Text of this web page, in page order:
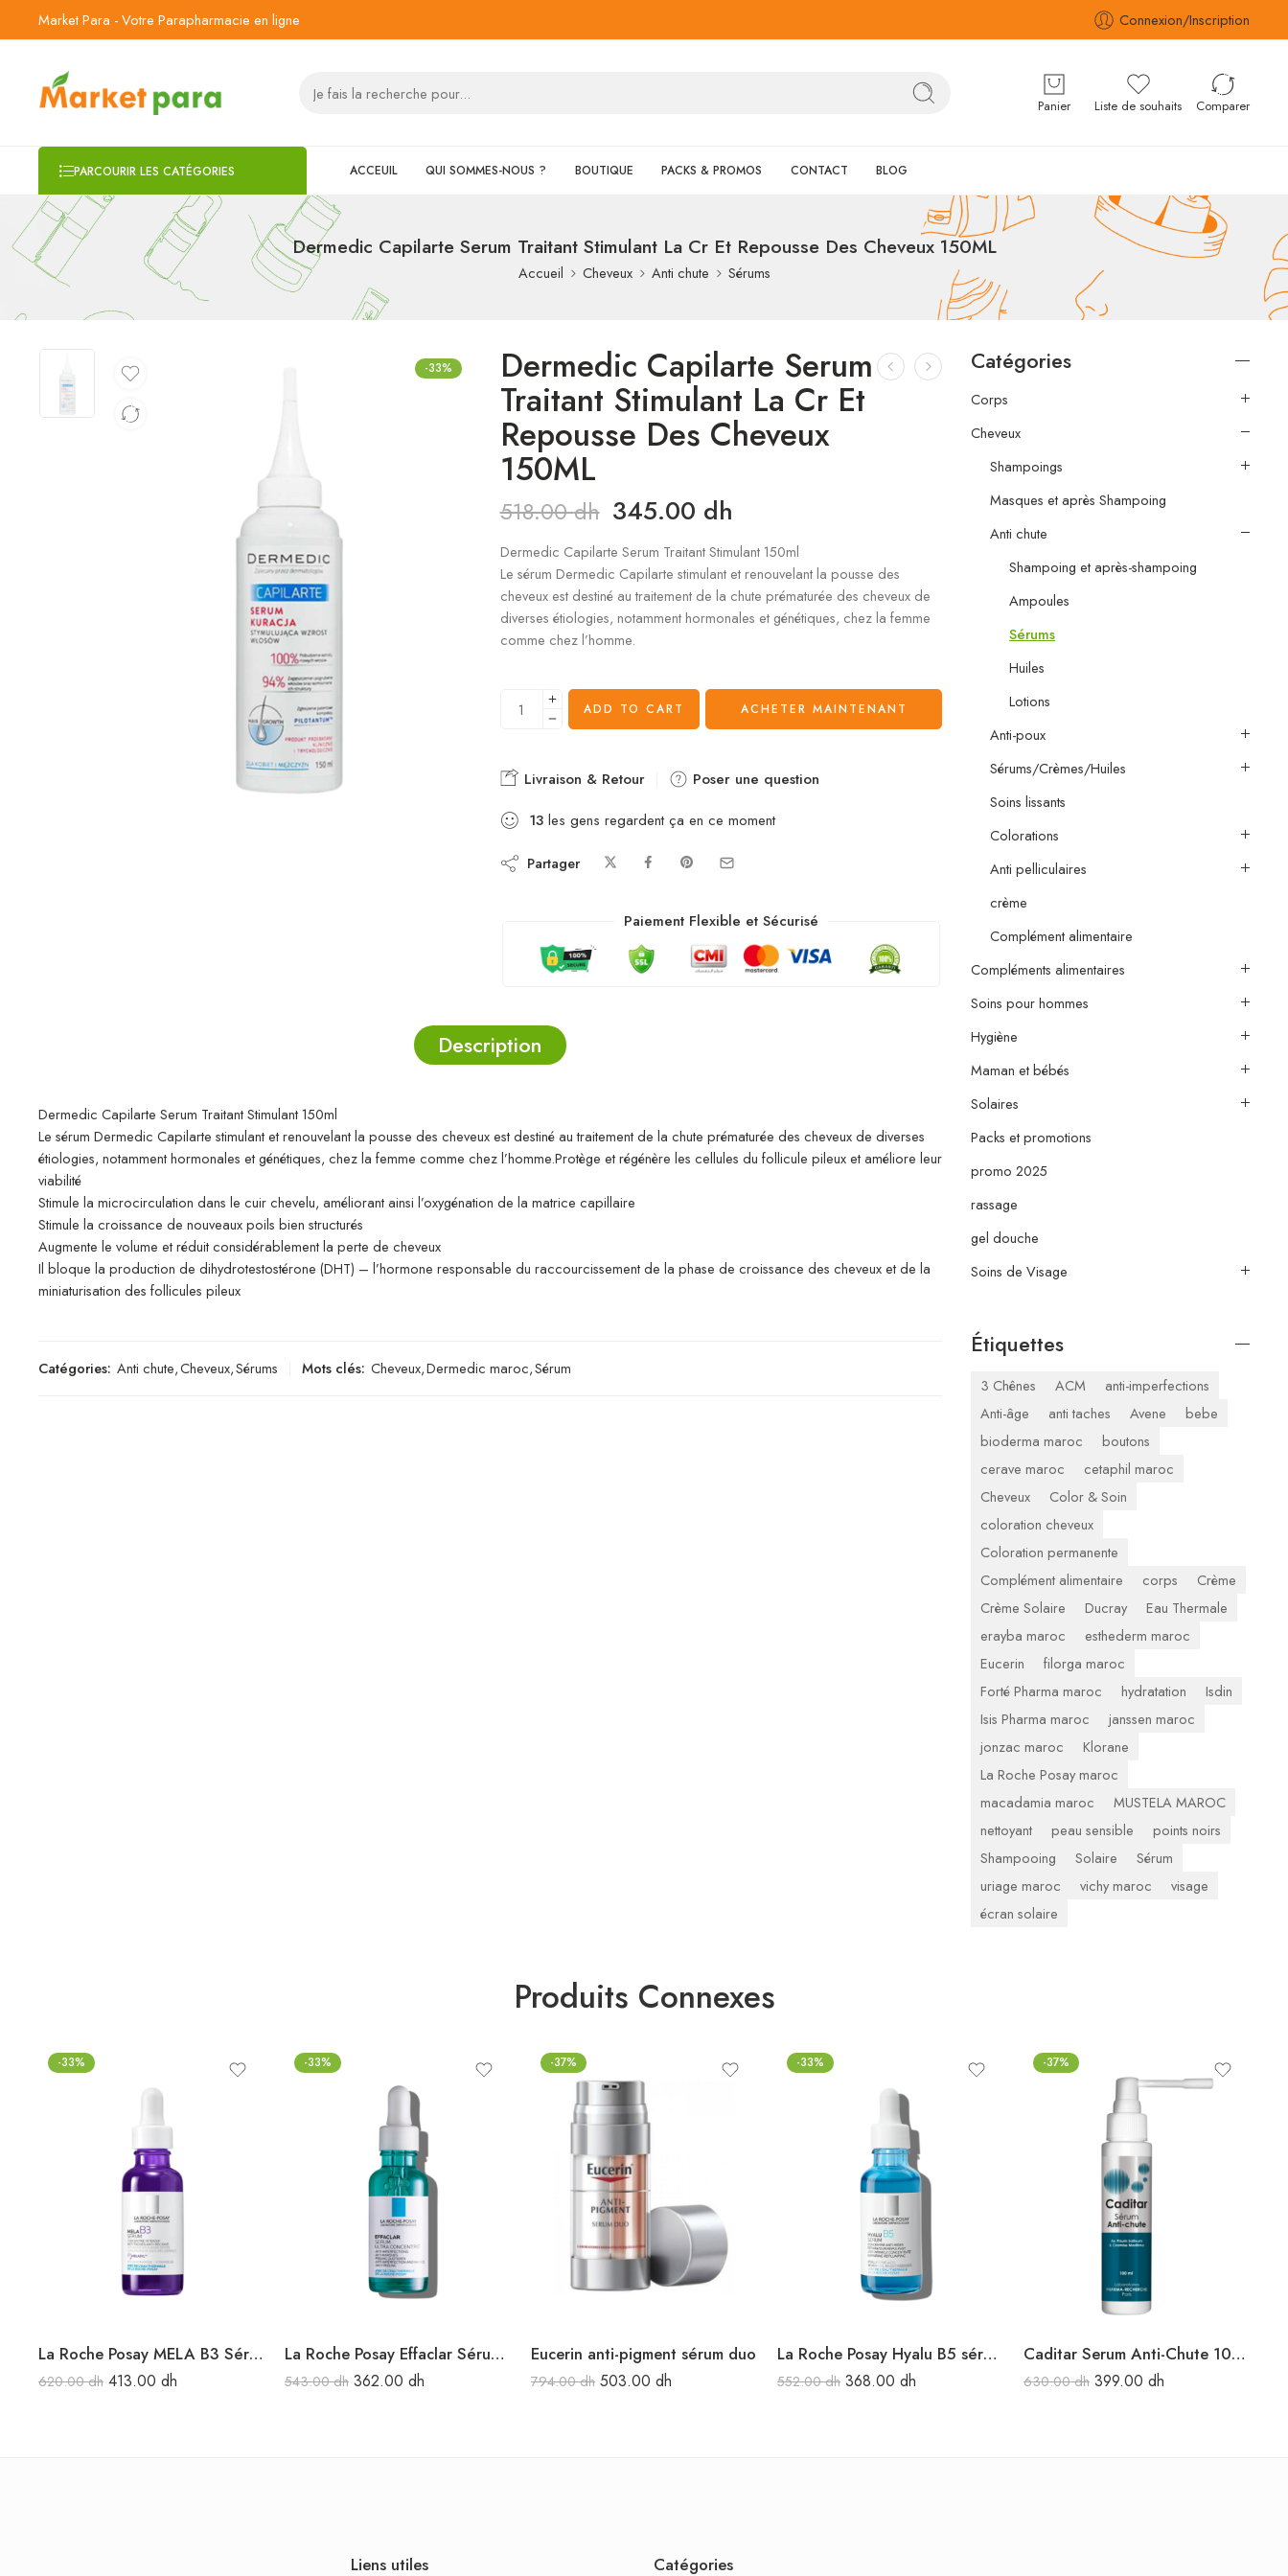
Market Para - Votre Parapharmacie en ligne Connexion/Inscription
Panier Liste de souhaits Comparer
PARCOURIR LES CATÉGORIES ACCEUIL QUI SOMMES-NOUS ? BOUTIQUE PACKS & PROMOS CONTACT BLOG
Dermedic Capilarte Serum Traitant Stimulant La Cr Et Repousse Des Cheveux 150ML
Accueil Cheveux Anti chute Sérums
-33% Dermedic Capilarte Serum
Traitant Stimulant La Cr Et
Repousse Des Cheveux
150ML
518.00dh 345.00 dh
Dermedic Capilarte Serum Traitant Stimulant 150ml
Le sérum Dermedic Capilarte stimulant et renouvelant la pousse des
cheveux est destiné au traitement de la chute prématurée des cheveux de
diverses étiologies, notamment hormonales et génétiques, chez la femme
comme chez l’homme.
ADD TO CART ACHETER MAINTENANT
Livraison & Retour
Poser une question
13les gens regardent ça en ce moment
Partager
Paiement Flexible et Sécurisé
Description
Dermedic Capilarte Serum Traitant Stimulant 150ml
Le sérum Dermedic Capilarte stimulant et renouvelant la pousse des cheveux est destiné au traitement de la chute prématurée des cheveux de diverses
étiologies, notamment hormonales et génétiques, chez la femme comme chez l’homme.Protège et régénère les cellules du follicule pileux et améliore leur
viabilité
Stimule la microcirculation dans le cuir chevelu, améliorant ainsi l’oxygénation de la matrice capillaire
Stimule la croissance de nouveaux poils bien structurés
Augmente le volume et réduit considérablement la perte de cheveux
Il bloque la production de dihydrotestostérone (DHT) – l’hormone responsable du raccourcissement de la phase de croissance des cheveux et de la
miniaturisation des follicules pileux
Catégories: Anti chute,Cheveux,Sérums Mots clés: Cheveux,Dermedic maroc,Sérum
Catégories
Corps
Cheveux
Shampoings
Masques et après Shampoing
Anti chute
Shampoing et après-shampoing
Ampoules
Sérums
Huiles
Lotions
Anti-poux
Sérums/Crèmes/Huiles
Soins lissants
Colorations
Anti pelliculaires
crème
Complément alimentaire
Compléments alimentaires
Soins pour hommes
Hygiène
Maman et bébés
Solaires
Packs et promotions
promo 2025
rassage
gel douche
Soins de Visage
Étiquettes
3 Chênes ACM
anti-imperfections
Anti-âge
anti taches Avene
bebe
bioderma maroc
boutons
cerave maroc
cetaphil maroc
Cheveux
Color & Soin
coloration cheveux
Coloration permanente
Complément alimentaire
corps
Crème
Crème Solaire
Ducray
Eau Thermale
erayba maroc
esthederm maroc
Eucerin
filorga maroc
Forté Pharma maroc
hydratation
Isdin
Isis Pharma maroc
janssen maroc
jonzac maroc
Klorane
La Roche Posay maroc
macadamia maroc
MUSTELA MAROC
nettoyant
peau sensible
points noirs
Shampooing
Solaire
Sérum
uriage maroc
vichy maroc
visage
écran solaire
Produits Connexes
-33%
La Roche Posay MELA B3 Sérum Concentré intensif Anti-taches Anti-récidive 30 ml
620.00dh 413.00 dh
-33%
La Roche Posay Effaclar Sérum à l’Acide Salicylique Ultra Concentré 30 ml
543.00dh 362.00 dh
-37%
Eucerin anti-pigment sérum duo
794.00dh 503.00 dh
-33%
La Roche Posay Hyalu B5 sérum à L’acide hyaluronique 30 ml
552.00dh 368.00 dh
-37%
Caditar Serum Anti-Chute 100ML
630.00dh 399.00 dh
Liens utiles Catégories